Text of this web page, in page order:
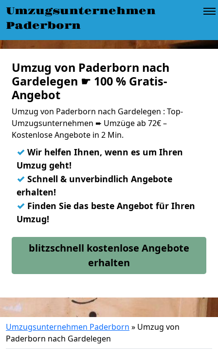
Umzugsunternehmen
Paderborn
Umzug von Paderborn nach
Gardelegen ☛ 100 % Gratis-
Angebot
Umzug von Paderborn nach Gardelegen : Top-
Umzugsunternehmen ➨ Umzüge ab 72€ –
Kostenlose Angebote in 2 Min.
✓ Wir helfen Ihnen, wenn es um Ihren
Umzug geht!
✓ Schnell & unverbindlich Angebote
erhalten!
✓ Finden Sie das beste Angebot für Ihren
Umzug!
blitzschnell kostenlose Angebote
erhalten
Umzugsunternehmen Paderborn » Umzug von
Paderborn nach Gardelegen